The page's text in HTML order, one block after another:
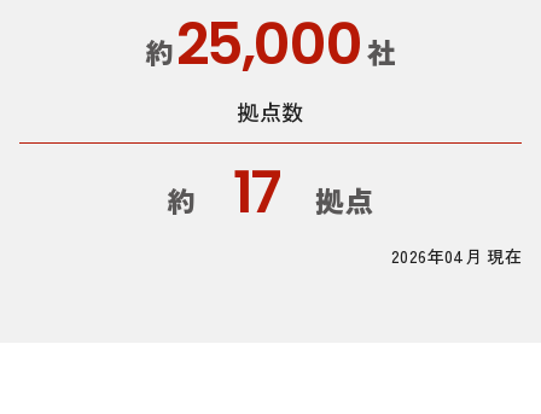
約25,000社
拠点数
約 17 拠点
2026年04月 現在